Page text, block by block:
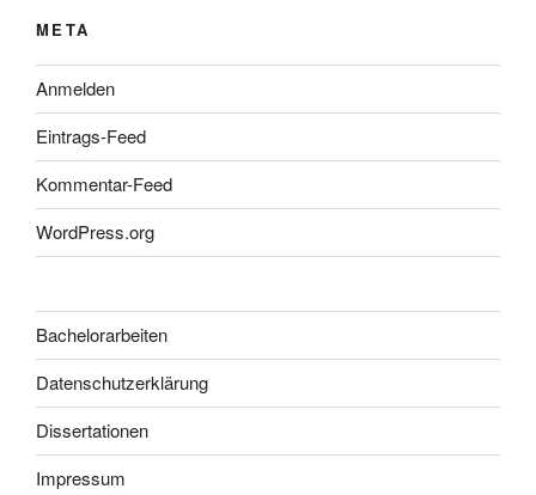
META
Anmelden
Eintrags-Feed
Kommentar-Feed
WordPress.org
Bachelorarbeiten
Datenschutzerklärung
Dissertationen
Impressum